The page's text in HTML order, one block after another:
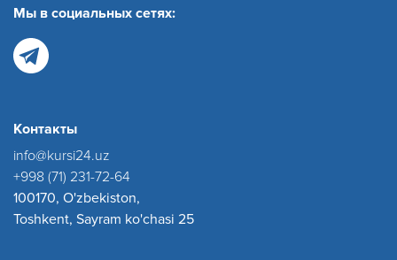
Мы в социальных сетях:
Контакты
info@kursi24.uz
+998 (71) 231-72-64
100170, O'zbekiston,
Toshkent, Sayram ko'chasi 25